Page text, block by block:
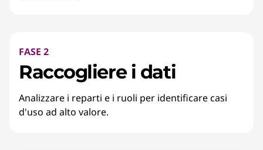
FASE 2
Raccogliere i dati
Analizzare i reparti e i ruoli per identificare casi
d'uso ad alto valore.